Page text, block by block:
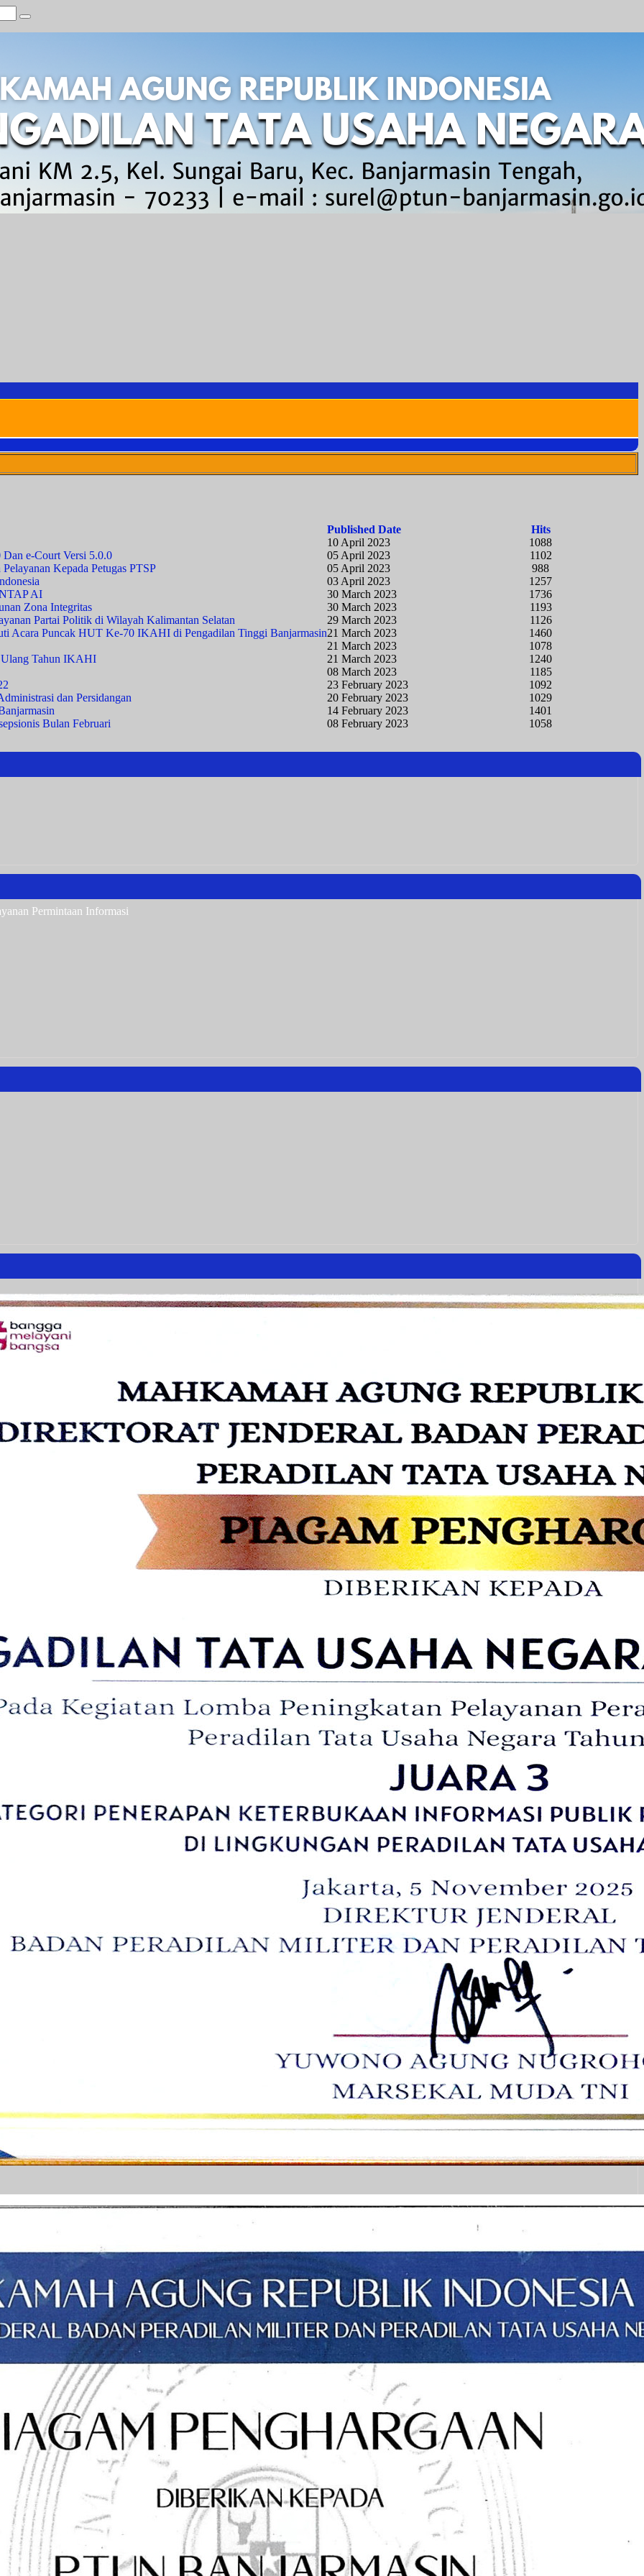
Permintaan Informasi
Isteri (KARIS)
Published Date
Hits
10 April 2023
1088
Dan e-Court Versi 5.0.0
05 April 2023
1102
Kepada Petugas PTSP
05 April 2023
988
03 April 2023
1257
AI
30 March 2023
1736
Zona Integritas
30 March 2023
1193
Partai Politik di Wilayah Kalimantan Selatan
29 March 2023
1126
Acara Puncak HUT Ke-70 IKAHI di Pengadilan Tinggi Banjarmasin21 March 2023
1460
21 March 2023
1078
Ulang Tahun IKAHI
21 March 2023
1240
08 March 2023
1185
23 February 2023
1092
dan Persidangan
20 February 2023
1029
14 February 2023
1401
Bulan Februari
08 February 2023
1058